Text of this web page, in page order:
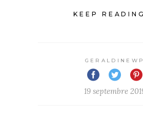
KEEP
GERALDINEWP
19 septembre